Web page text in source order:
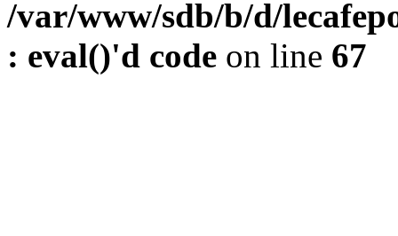
/var/www/sdb/b/d/
: eval()'d code on line 67